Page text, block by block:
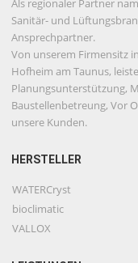
Als regionaler Partner
Sanitär- und
Ansprechpartner.
Von unserem Firmensitz
Hofheim am Taunus,
Planungsunterstützung,
Baustellenbetreung, Vor
unsere Kunden.
HERSTELLER
WATERCryst
bioclimatic
VALLOX